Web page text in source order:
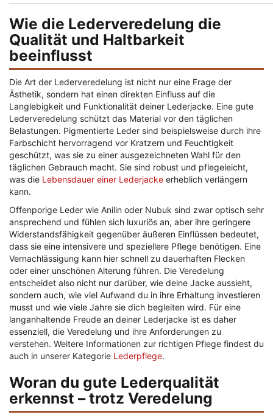
Wie die Lederveredelung die
Qualität und Haltbarkeit
beeinflusst
Die Art der Lederveredelung ist nicht nur eine Frage der
Ästhetik, sondern hat einen direkten Einfluss auf die
Langlebigkeit und Funktionalität deiner Lederjacke. Eine gute
Lederveredelung schützt das Material vor den täglichen
Belastungen. Pigmentierte Leder sind beispielsweise durch ihre
Farbschicht hervorragend vor Kratzern und Feuchtigkeit
geschützt, was sie zu einer ausgezeichneten Wahl für den
täglichen Gebrauch macht. Sie sind robust und pflegeleicht,
was die Lebensdauer einer Lederjacke erheblich verlängern
kann.
Offenporige Leder wie Anilin oder Nubuk sind zwar optisch sehr
ansprechend und fühlen sich luxuriös an, aber ihre geringere
Widerstandsfähigkeit gegenüber äußeren Einflüssen bedeutet,
dass sie eine intensivere und speziellere Pflege benötigen. Eine
Vernachlässigung kann hier schnell zu dauerhaften Flecken
oder einer unschönen Alterung führen. Die Veredelung
entscheidet also nicht nur darüber, wie deine Jacke aussieht,
sondern auch, wie viel Aufwand du in ihre Erhaltung investieren
musst und wie viele Jahre sie dich begleiten wird. Für eine
langanhaltende Freude an deiner Lederjacke ist es daher
essenziell, die Veredelung und ihre Anforderungen zu
verstehen. Weitere Informationen zur richtigen Pflege findest du
auch in unserer Kategorie Lederpflege.
Woran du gute Lederqualität
erkennst – trotz Veredelung